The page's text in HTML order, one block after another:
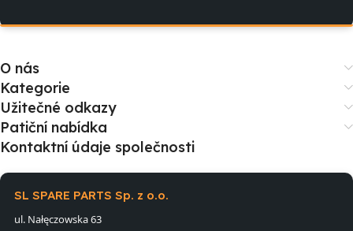
O nás
Kategorie
Užitečné odkazy
Patiční nabídka
Kontaktní údaje společnosti
SL SPARE PARTS Sp. z o.o.
ul. Nałęczowska 63